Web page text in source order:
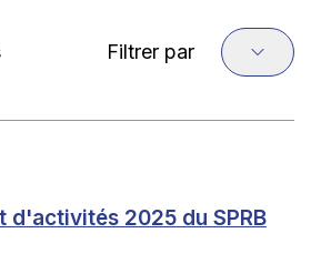
Filtrer par
d'activités 2025 du SPRB